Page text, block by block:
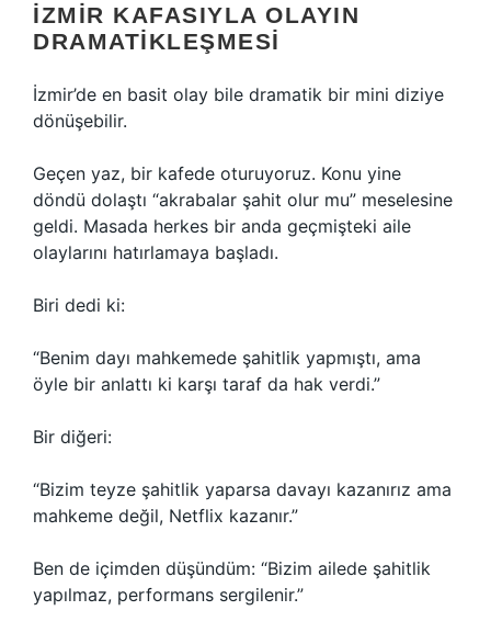
İZMIR KAFASIYLA OLAYIN
DRAMATIKLEŞMESI
İzmir’de en basit olay bile dramatik bir mini diziye
dönüşebilir.
Geçen yaz, bir kafede oturuyoruz. Konu yine
döndü dolaştı “akrabalar şahit olur mu” meselesine
geldi. Masada herkes bir anda geçmişteki aile
olaylarını hatırlamaya başladı.
Biri dedi ki:
“Benim dayı mahkemede şahitlik yapmıştı, ama
öyle bir anlattı ki karşı taraf da hak verdi.”
Bir diğeri:
“Bizim teyze şahitlik yaparsa davayı kazanırız ama
mahkeme değil, Netflix kazanır.”
Ben de içimden düşündüm: “Bizim ailede şahitlik
yapılmaz, performans sergilenir.”